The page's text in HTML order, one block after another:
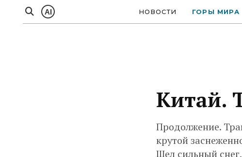
AI НОВОСТИ ГОРЫ МИРА
Китай.
Продолжение.
крутой
Шел сильный